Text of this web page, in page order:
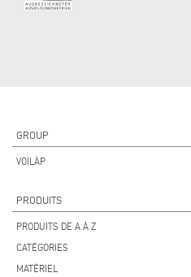
GROUP
VOILÀP
PRODUITS
PRODUITS DE A À Z
CATÉGORIES
MATÉRIEL